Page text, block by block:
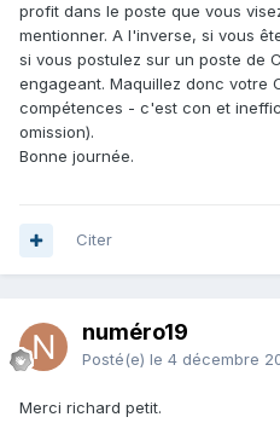
profit dans le poste que vous
mentionner. A l'inverse, si vous
si vous postulez sur un poste de
engageant. Maquillez donc votre
compétences - c'est con et
omission).
Bonne journée.
Citer
numéro19
Posté(e) le 4 décembre
Merci richard petit.